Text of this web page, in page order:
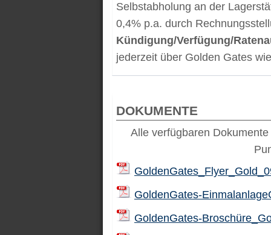
Selbstabholung an der
0,4% p.a. durch
Kündigung/Verfügung/
jederzeit über Golden Gates
DOKUMENTE
Alle verfügbaren
GoldenGates-
GoldenGates-